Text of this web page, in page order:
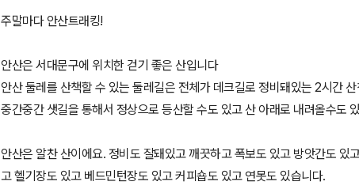
주말마다 안산트래킹!
안산은 서대문구에 위치한 걷기 좋은 산입니다
안산 둘레를 산책할 수 있는 둘레길은 전체가 데크길로 정비돼있는 2시간
중간중간 샛길을 통해서 정상으로 등산할 수도 있고 산 아래로 내려올수도
안산은 알찬 산이에요. 정비도 잘돼있고 깨끗하고 폭보도 있고 방앗간도 있
고 헬기장도 있고 베드민턴장도 있고 커피숍도 있고 연못도 있습니다.